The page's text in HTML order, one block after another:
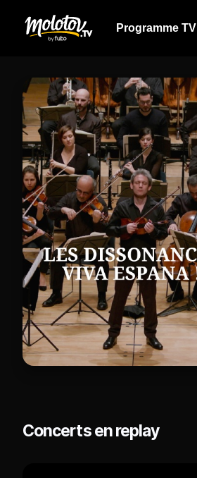
Programme TV
Concerts en replay